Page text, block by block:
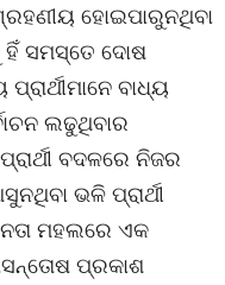
ହୋଇପାରୁନଥିବା
ହିଁ ସମସ୍ତେ ଦୋଷ
ବାଧ୍ୟ
ଲଢୁଥିବାର
ବଦଳରେ ନିଜର
ଭଳି ପ୍ରାର୍ଥୀ
ମହଲରେ ଏକ
ପ୍ରକାଶ